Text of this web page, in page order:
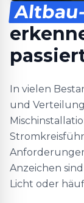
In vielen
und
Anzeichen
Licht oder